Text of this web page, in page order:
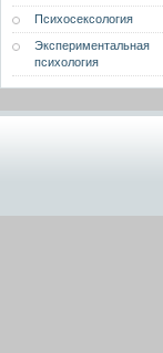
Психосексология
Экспериментальная
психология